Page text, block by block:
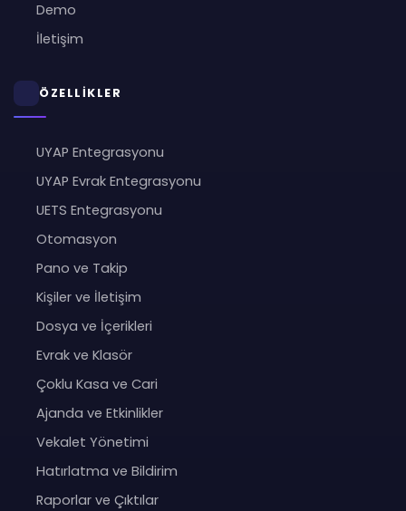
Demo
İletişim
ÖZELLİKLER
UYAP Entegrasyonu
UYAP Evrak Entegrasyonu
UETS Entegrasyonu
Otomasyon
Pano ve Takip
Kişiler ve İletişim
Dosya ve İçerikleri
Evrak ve Klasör
Çoklu Kasa ve Cari
Ajanda ve Etkinlikler
Vekalet Yönetimi
Hatırlatma ve Bildirim
Raporlar ve Çıktılar